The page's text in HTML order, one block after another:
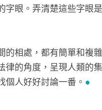
字眼。弄清楚這些字眼
的相處，都有簡單和複
律的角度，呈現人類的
個人好好討論一番。 ●